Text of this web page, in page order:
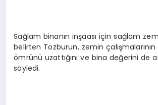
Sağlam binanın inşaası için sağlam
belirten Tozburun, zemin
ömrünü uzattığını ve bina değerini de
söyledi.